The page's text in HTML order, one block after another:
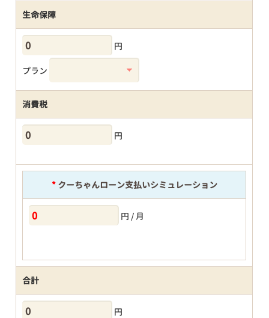
生命保障
円
プラン
消費税
円
*クーちゃんローン支払いシミュレーション
円 / 月
合計
円